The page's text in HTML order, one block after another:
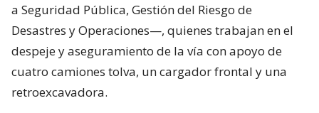
a Seguridad Pública, Gestión del Riesgo de
Desastres y Operaciones—, quienes trabajan en el
despeje y aseguramiento de la vía con apoyo de
cuatro camiones tolva, un cargador frontal y una
retroexcavadora.